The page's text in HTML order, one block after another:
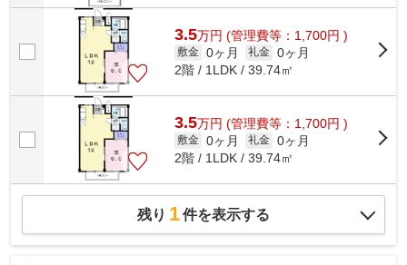
3.5万円 (管理費等：1,700円 )
敷金 0ヶ月 礼金 0ヶ月
2階 / 1LDK / 39.74㎡
3.5万円 (管理費等：1,700円 )
敷金 0ヶ月 礼金 0ヶ月
2階 / 1LDK / 39.74㎡
残り 1件を表示する